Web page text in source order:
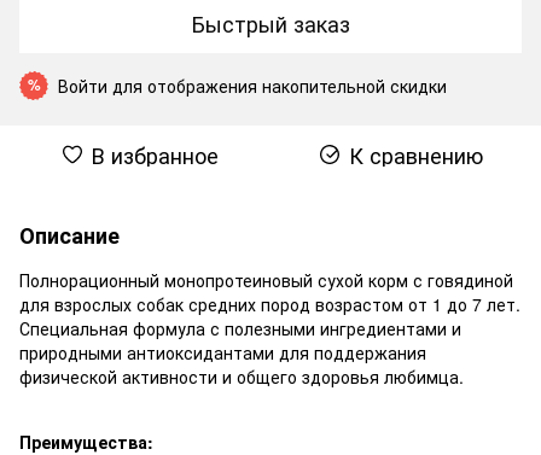
Быстрый заказ
% Войти для отображения накопительной скидки
В избранное К сравнению
Описание
Полнорационный монопротеиновый сухой корм с говядиной
для взрослых собак средних пород возрастом от 1 до 7 лет.
Специальная формула с полезными ингредиентами и
природными антиоксидантами для поддержания
физической активности и общего здоровья любимца.
Преимущества: